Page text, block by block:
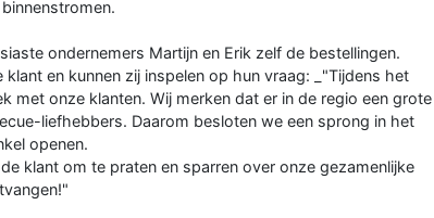
ondernemers Martijn en Erik zelf de bestellingen.
en kunnen zij inspelen op hun vraag: _"Tijdens het
met onze klanten. Wij merken dat er in de regio een grote
liefhebbers. Daarom besloten we een sprong in het
openen.
klant om te praten en sparren over onze gezamenlijke